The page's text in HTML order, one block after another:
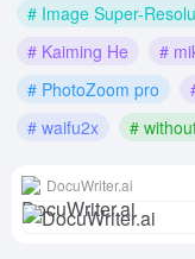
# Image Super-
# Kaiming He
#
# PhotoZoom pro
# waifu2x
#
DocuWriter.ai